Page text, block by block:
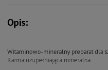
Opis:
Witaminowo-mineralny preparat dla
Karma uzupełniająca mineralna.